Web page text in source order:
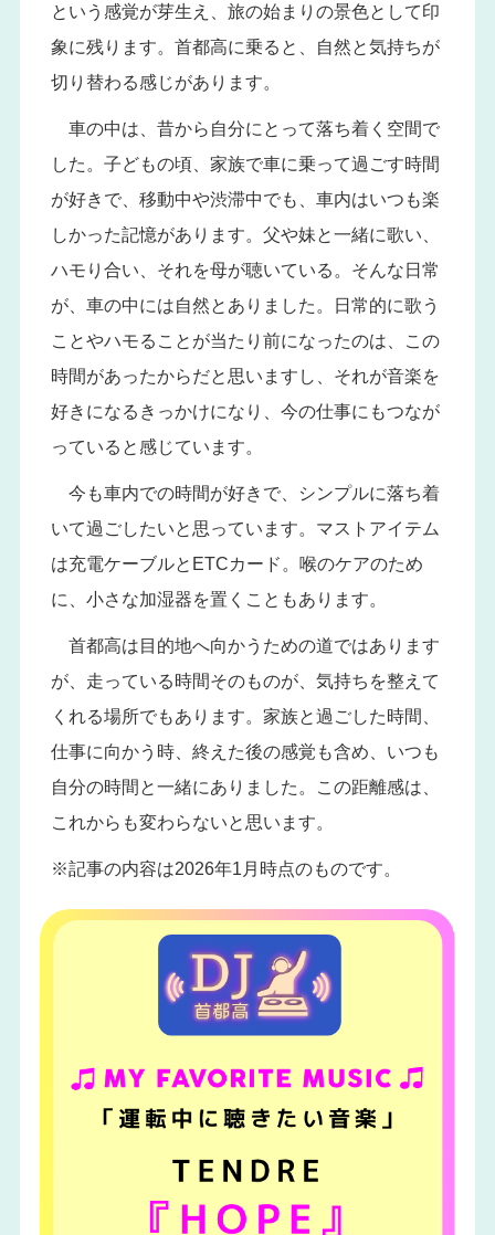
という感覚が芽生え、旅の始まりの景色として印
象に残ります。首都高に乗ると、自然と気持ちが
切り替わる感じがあります。
車の中は、昔から自分にとって落ち着く空間で
した。子どもの頃、家族で車に乗って過ごす時間
が好きで、移動中や渋滞中でも、車内はいつも楽
しかった記憶があります。父や妹と一緒に歌い、
ハモり合い、それを母が聴いている。そんな日常
が、車の中には自然とありました。日常的に歌う
ことやハモることが当たり前になったのは、この
時間があったからだと思いますし、それが音楽を
好きになるきっかけになり、今の仕事にもつなが
っていると感じています。
今も車内での時間が好きで、シンプルに落ち着
いて過ごしたいと思っています。マストアイテム
は充電ケーブルとETCカード。喉のケアのため
に、小さな加湿器を置くこともあります。
首都高は目的地へ向かうための道ではあります
が、走っている時間そのものが、気持ちを整えて
くれる場所でもあります。家族と過ごした時間、
仕事に向かう時、終えた後の感覚も含め、いつも
自分の時間と一緒にありました。この距離感は、
これからも変わらないと思います。
※記事の内容は2026年1月時点のものです。